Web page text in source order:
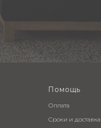
Помощь
Оплата
Сроки и доставка